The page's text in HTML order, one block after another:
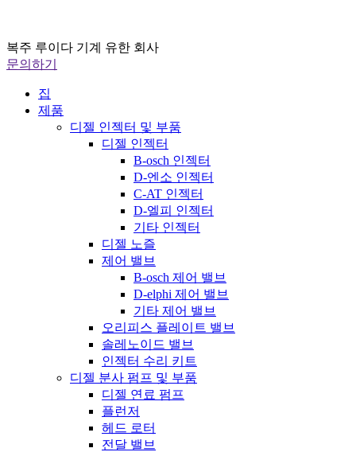
복주 루이다 기계 유한 회사
문의하기
집
제품
디젤 인젝터 및 부품
디젤 인젝터
B-osch 인젝터
D-엔소 인젝터
C-AT 인젝터
D-엘피 인젝터
기타 인젝터
디젤 노즐
제어 밸브
B-osch 제어 밸브
D-elphi 제어 밸브
기타 제어 밸브
오리피스 플레이트 밸브
솔레노이드 밸브
인젝터 수리 키트
디젤 분사 펌프 및 부품
디젤 연료 펌프
플런저
헤드 로터
전달 밸브